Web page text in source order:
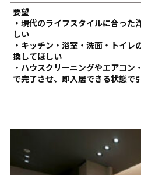
要望
・現代のライフスタイルに合った
しい
・キッチン・浴室・洗面・トイレ
換してほしい
・ハウスクリーニングやエアコン
で完了させ、即入居できる状態で